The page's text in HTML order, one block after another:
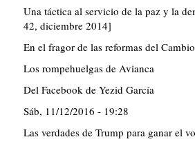
Una táctica al servicio de la paz y la
42, diciembre 2014]
En el fragor de las reformas del Cambio
Los rompehuelgas de Avianca
Del Facebook de Yezid García
Sáb, 11/12/2016 - 19:28
Las verdades de Trump para ganar el